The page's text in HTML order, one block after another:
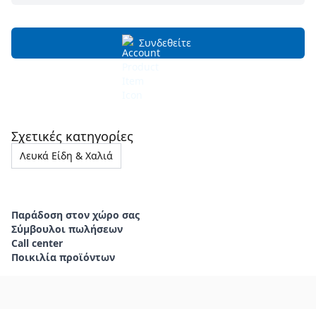
Συνδεθείτε
Σχετικές κατηγορίες
Λευκά Είδη & Χαλιά
Παράδοση στον χώρο σας
Σύμβουλοι πωλήσεων
Call center
Ποικιλία προϊόντων